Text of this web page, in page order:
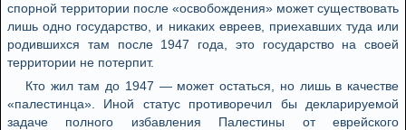
спорной территории после «освобождения» может существовать
лишь одно государство, и никаких евреев, приехавших туда или
родившихся там после 1947 года, это государство на своей
территории не потерпит.
Кто жил там до 1947 — может остаться, но лишь в качестве
«палестинца». Иной статус противоречил бы декларируемой
задаче полного избавления Палестины от еврейского